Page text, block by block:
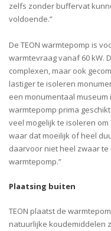
zelfs zonder buffervat
voldoende.”
De TEON warmtepomp is
warmtevraag vanaf 60 kW.
complexen, maar ook
lastiger te isoleren
een monumentaal museum
warmtepomp prima
veel mogelijk te isoleren
waar dat moeilijk of heel
daarvoor niet heel zwaar
warmtepomp.”
Plaatsing buiten
TEON plaatst de
natuurlijke koudemiddelen